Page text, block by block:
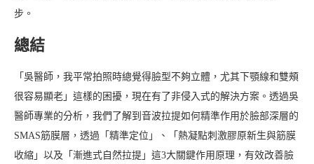
步。
總結
「吳醫師，我平常拍照時總覺得臉型不夠立體，尤其下顎線和雙頰
很容易顯老」這樣的困擾，現在有了非侵入式的解決方案。透過吳
醫師專業的分析，我們了解到音波拉提如何精準作用於臉部深層的
SMAS筋膜層，透過「精準定位」、「熱凝點刺激膠原新生與筋膜
收縮」以及「漸進式自然拉提」這3大關鍵作用原理，有效改善臉